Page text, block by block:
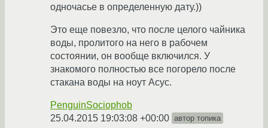
одночасье в определенную дату.))
Это еще повезло, что после целого чайника
воды, пролитого на него в рабочем
состоянии, он вообще включился. У
знакомого полностью все погорело после
стакана воды на ноут Асус.
PenguinSociophob
25.04.2015 19:03:08 +00:00 автор топика